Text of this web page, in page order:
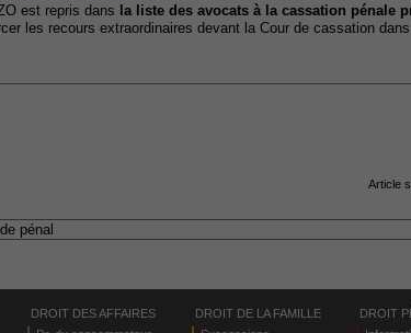
est repris dans la liste des avocats à la cassation pénale
les recours extraordinaires devant la Cour de cassation
Article
DROIT DES AFFAIRES
DROIT DE LA FAMILLE
DROIT